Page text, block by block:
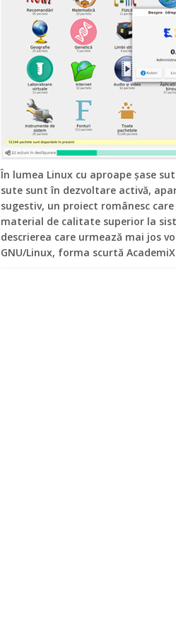
În lumea Linux cu aproape șase
sute sunt în dezvoltare activă,
sugestiv, un proiect românesc
material de calitate superior la
descrierea care urmează mai jos
GNU/Linux, forma scurtă